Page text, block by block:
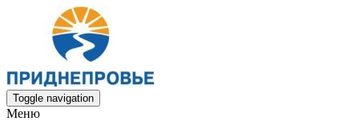
Toggle navigation
Меню